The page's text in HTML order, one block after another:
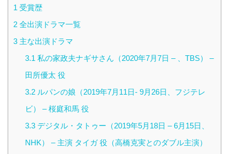
1 受賞歴
2 全出演ドラマ一覧
3 主な出演ドラマ
3.1 私の家政夫ナギサさん（2020年7月7日 – 、TBS） –
田所優太 役
3.2ルパンの娘（2019年7月11日- 9月26日、フジテレ
ビ） – 桜庭和馬 役
3.3デジタル・タトゥー（2019年5月18日 – 6月15日、
NHK） – 主演 タイガ 役（高橋克実とのダブル主演）